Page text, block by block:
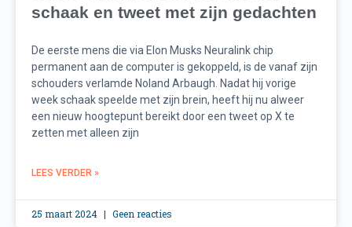
schaak en tweet met zijn gedachten
De eerste mens die via Elon Musks Neuralink chip
permanent aan de computer is gekoppeld, is de vanaf zijn
schouders verlamde Noland Arbaugh. Nadat hij vorige
week schaak speelde met zijn brein, heeft hij nu alweer
een nieuw hoogtepunt bereikt door een tweet op X te
zetten met alleen zijn
LEES VERDER »
25 maart 2024 Geen reacties